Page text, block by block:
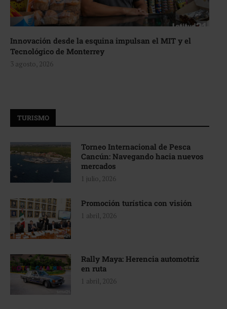
Innovación desde la esquina impulsan el MIT y el
Tecnológico de Monterrey
3 agosto, 2026
TURISMO
Torneo Internacional de Pesca
Cancún: Navegando hacia nuevos
mercados
1 julio, 2026
Promoción turística con visión
1 abril, 2026
Rally Maya: Herencia automotriz
en ruta
1 abril, 2026